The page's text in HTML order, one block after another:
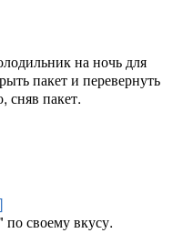
на ночь для
пакет и перевернуть
сняв пакет.
своему вкусу.